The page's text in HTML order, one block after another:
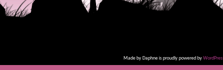
Made by Daphne is proudly powered by